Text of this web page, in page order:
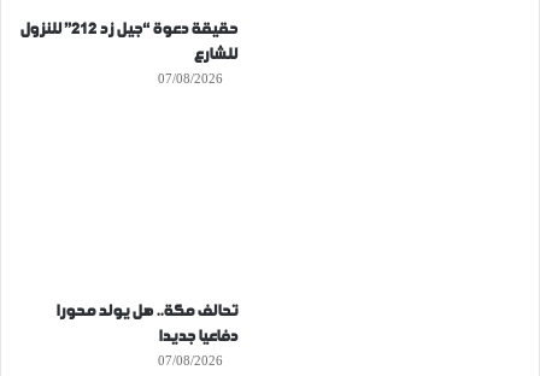
حقيقة دعوة “جيل زد 212” للنزول
للشارع
07/08/2026
تحالف مكة.. هل يولد محورا
دفاعيا جديدا
07/08/2026